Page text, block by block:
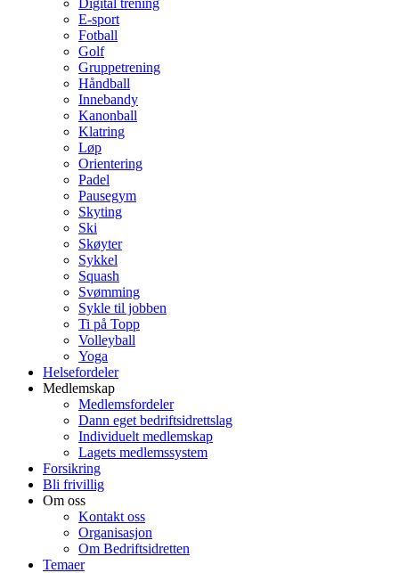
Digital trening
E-sport
Fotball
Golf
Gruppetrening
Håndball
Innebandy
Kanonball
Klatring
Løp
Orientering
Padel
Pausegym
Skyting
Ski
Skøyter
Sykkel
Squash
Svømming
Sykle til jobben
Ti på Topp
Volleyball
Yoga
Helsefordeler
Medlemskap
Medlemsfordeler
Dann eget bedriftsidrettslag
Individuelt medlemskap
Lagets medlemssystem
Forsikring
Bli frivillig
Om oss
Kontakt oss
Organisasjon
Om Bedriftsidretten
Temaer